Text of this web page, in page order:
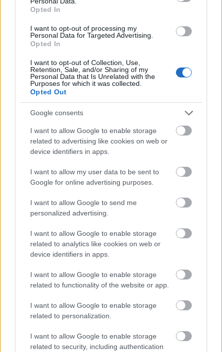
Opted In
I want to opt-out of processing my
Personal Data for Targeted Advertising.
Opted In
I want to opt-out of Collection, Use,
Retention, Sale, and/or Sharing of my
Personal Data that Is Unrelated with the
Purposes for which it was collected.
Opted Out
Google consents
I want to allow Google to enable storage
related to advertising like cookies on web or
device identifiers in apps.
I want to allow my user data to be sent to
Google for online advertising purposes.
I want to allow Google to send me
personalized advertising.
I want to allow Google to enable storage
related to analytics like cookies on web or
device identifiers in apps.
I want to allow Google to enable storage
related to functionality of the website or app.
I want to allow Google to enable storage
related to personalization.
I want to allow Google to enable storage
related to security, including authentication
Országos hírek szúnyogirtás szúnyog
A lakosságra is fontos szerep hárul a
Túlfogyasztás napja - július 30-ra
évre elegendő erőforrásait
Beindult az őszibarackszezon,
szeptemberig élvezhetjük
LEGOLVASOTTABB